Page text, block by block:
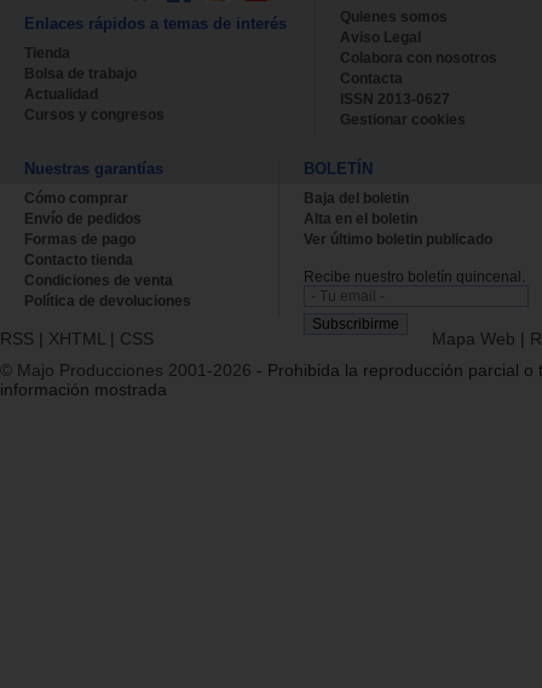
Enlaces rápidos a temas de interés
Tienda
Bolsa de trabajo
Actualidad
Cursos y congresos
Quienes somos
Aviso Legal
Colabora con nosotros
Contacta
ISSN 2013-0627
Gestionar cookies
Nuestras garantías
Cómo comprar
Envío de pedidos
Formas de pago
Contacto tienda
Condiciones de venta
Política de devoluciones
BOLETÍN
Baja del boletin
Alta en el boletin
Ver último boletin publicado
Recibe nuestro boletín quincenal.
RSS | XHTML | CSS Mapa Web |
© Majo Producciones 2001-2026 - Prohibida la reproducción parcial o
información mostrada